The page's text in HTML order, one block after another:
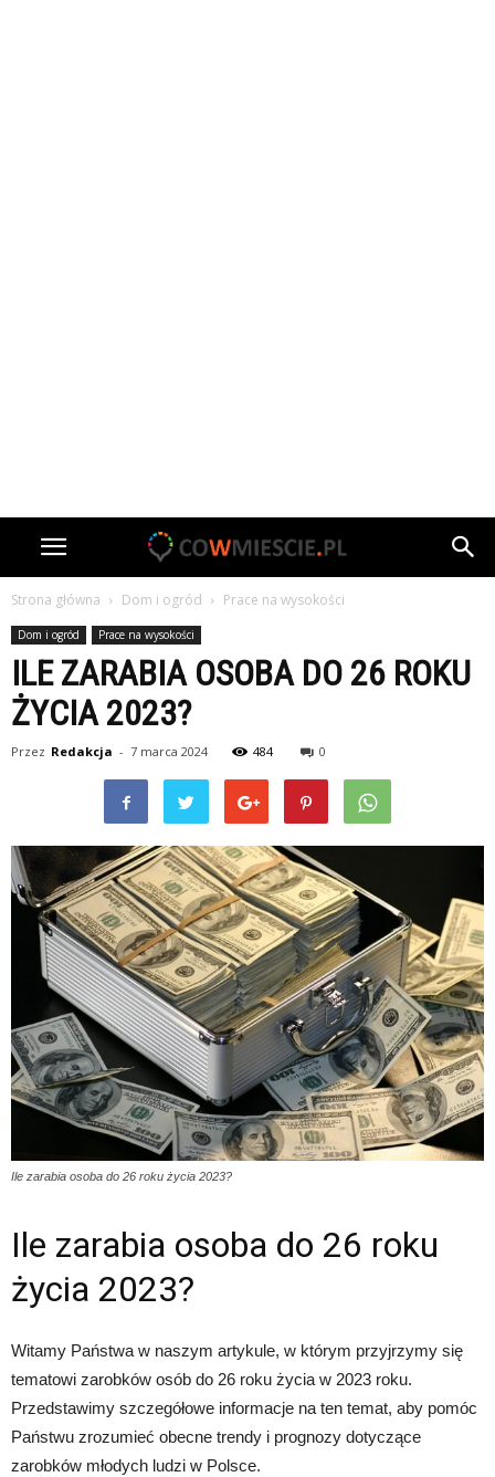
Strona główna Dom i ogród Prace na wysokości
Dom i ogród Prace na wysokości
ILE ZARABIA OSOBA DO 26 ROKU
ŻYCIA 2023?
Przez Redakcja - 7 marca 2024 484 0
Ile zarabia osoba do 26 roku życia 2023?
Ile zarabia osoba do 26 roku
życia 2023?
Witamy Państwa w naszym artykule, w którym przyjrzymy się
tematowi zarobków osób do 26 roku życia w 2023 roku.
Przedstawimy szczegółowe informacje na ten temat, aby pomóc
Państwu zrozumieć obecne trendy i prognozy dotyczące
zarobków młodych ludzi w Polsce.